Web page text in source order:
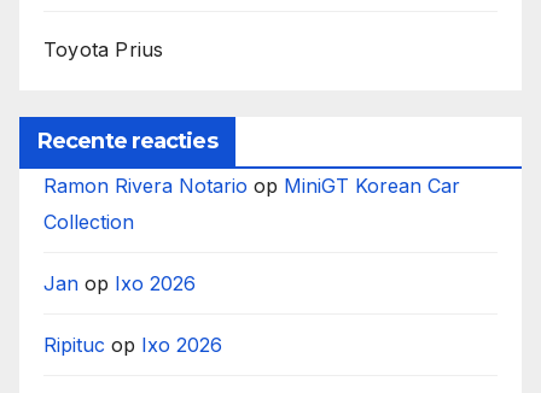
Toyota Prius
Recente reacties
Ramon Rivera Notario op MiniGT Korean Car
Collection
Jan op Ixo 2026
Ripituc op Ixo 2026